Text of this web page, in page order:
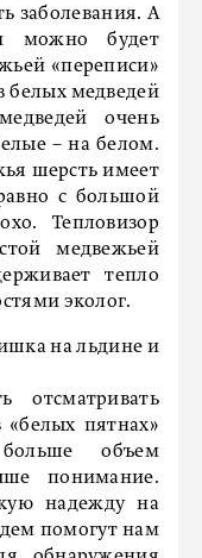
заболевания. А
можно будет
«переписи»
белых медведей
очень
– на белом.
шерсть имеет
с большой
Тепловизор
медвежьей
тепло
эколог.
на льдине и
отсматривать
«белых пятнах»
объем
понимание.
надежду на
помогут нам